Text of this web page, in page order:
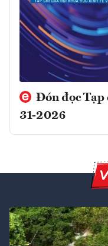
Đón đọc Tạp
31-2026